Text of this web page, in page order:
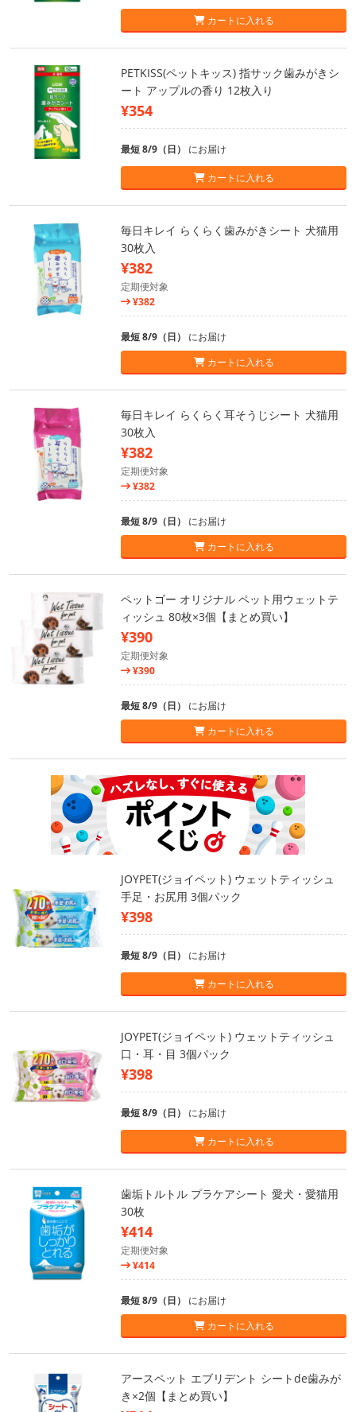
カートに入れる
PETKISS(ペットキッス) 指サック歯みがきシ
ート アップルの香り 12枚入り
¥354
最短 8/9（日） にお届け
カートに入れる
毎日キレイ らくらく歯みがきシート 犬猫用
30枚入
¥382
定期便対象
¥382
最短 8/9（日） にお届け
カートに入れる
毎日キレイ らくらく耳そうじシート 犬猫用
30枚入
¥382
定期便対象
¥382
最短 8/9（日） にお届け
カートに入れる
ペットゴー オリジナル ペット用ウェットテ
ィッシュ 80枚×3個【まとめ買い】
¥390
定期便対象
¥390
最短 8/9（日） にお届け
カートに入れる
JOYPET(ジョイペット) ウェットティッシュ
手足・お尻用 3個パック
¥398
最短 8/9（日） にお届け
カートに入れる
JOYPET(ジョイペット) ウェットティッシュ
口・耳・目 3個パック
¥398
最短 8/9（日） にお届け
カートに入れる
歯垢トルトル プラケアシート 愛犬・愛猫用
30枚
¥414
定期便対象
¥414
最短 8/9（日） にお届け
カートに入れる
アースペット エブリデント シートde歯みが
き×2個【まとめ買い】